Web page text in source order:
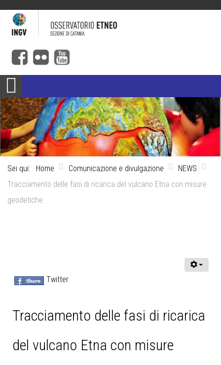
Sei qui: Home Comunicazione e divulgazione
NEWS
Tracciamento delle fasi di ricarica del vulcano Etna con misure
geodetiche
Twitter
Tracciamento delle fasi di ricarica
del vulcano Etna con misure